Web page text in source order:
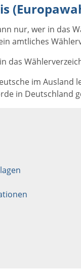
nur, wer in das
amtliches
das
im Ausland
in Deutschland